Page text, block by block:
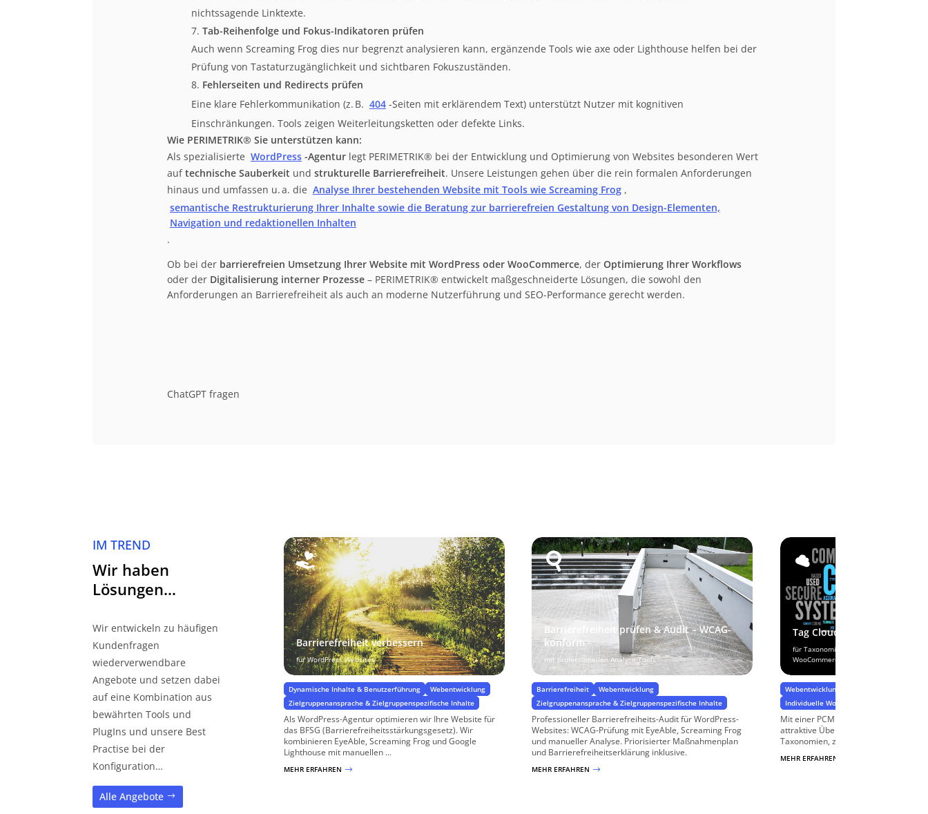
nichtssagende Linktexte.
Tab-Reihenfolge und Fokus-Indikatoren prüfen
Auch wenn Screaming Frog dies nur begrenzt analysieren kann, ergänzende Tools wie axe oder Lighthouse helfen bei der
Prüfung von Tastaturzugänglichkeit und sichtbaren Fokuszuständen.
Fehlerseiten und Redirects prüfen
Eine klare Fehlerkommunikation (z. B. 404 -Seiten mit erklärendem Text) unterstützt Nutzer mit kognitiven
Einschränkungen. Tools zeigen Weiterleitungsketten oder defekte Links.
Wie PERIMETRIK® Sie unterstützen kann:
Als spezialisierte WordPress -Agenturlegt PERIMETRIK® bei der Entwicklung und Optimierung von Websites besonderen Wert
auftechnische Sauberkeit und strukturelle Barrierefreiheit. Unsere Leistungen gehen über die rein formalen Anforderungen
hinaus und umfassen u. a. die Analyse Ihrer bestehenden Website mit Tools wie Screaming Frog ,
semantische Restrukturierung Ihrer Inhalte sowie die Beratung zur barrierefreien Gestaltung von Design-Elementen,
Navigation und redaktionellen Inhalten
.
Ob bei der barrierefreien Umsetzung Ihrer Website mit WordPress oder WooCommerce, der Optimierung Ihrer Workflows
oder der Digitalisierung interner Prozesse– PERIMETRIK® entwickelt maßgeschneiderte Lösungen, die sowohl den
Anforderungen an Barrierefreiheit als auch an moderne Nutzerführung und SEO-Performance gerecht werden.
ChatGPT fragen
IM TREND
Wir haben
Lösungen…
Wir entwickeln zu häufigen
Kundenfragen
wiederverwendbare
Angebote und setzen dabei
auf eine Kombination aus
bewährten Tools und
PlugIns und unsere Best
Practise bei der
Konfiguration…
Alle Angebote
Barrierefreiheit verbessern
für WordPress Websites
Dynamische Inhalte & Benutzerführung
Webentwicklung
Zielgruppenansprache & Zielgruppenspezifische Inhalte
Als WordPress-Agentur optimieren wir Ihre Website für
das BFSG (Barrierefreiheitsstärkungsgesetz). Wir
kombinieren EyeAble, Screaming Frog und Google
Lighthouse mit manuellen ...
MEHR ERFAHREN $
Barrierefreiheit prüfen & Audit – WCAG-
konform
mit professionellen Analyse-Tools
Barrierefreiheit
Webentwicklung
Zielgruppenansprache & Zielgruppenspezifische Inhalte
Professioneller Barrierefreiheits-Audit für WordPress-
Websites: WCAG-Prüfung mit EyeAble, Screaming Frog
und manueller Analyse. Priorisierter Maßnahmenplan
und Barrierefreiheitserklärung inklusive.
MEHR ERFAHREN $
Tag Cloud
für Taxonomien und Eigenschaften in
WooCommerce
Webentwicklung
Individuelle WordPress-Programmierung
Mit einer PCM Tag Cloud generieren
attraktive Übersichten der Term
Taxonomien, z.B. der Themen Ihrer ...
MEHR ERFAHREN